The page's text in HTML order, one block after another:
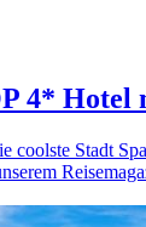
4*
coolste Stadt